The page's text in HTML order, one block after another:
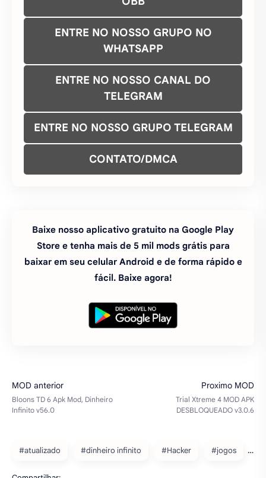
ENTRE NO NOSSO GRUPO NO
WHATSAPP
ENTRE NO NOSSO CANAL DO
TELEGRAM
ENTRE NO NOSSO GRUPO TELEGRAM
CONTATO/DMCA
Baixe nosso aplicativo gratuito na Google Play
Store e tenha mais de 5 mil mods grátis para
baixar em seu celular Android e de forma rápido e
fácil. Baixe agora!
#atualizado #dinheiro infinito #Hacker #jogos